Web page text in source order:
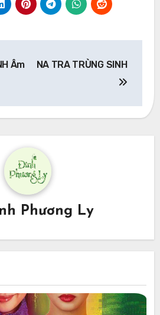
Âm
NA TRA TRÙNG SINH
Phương Ly